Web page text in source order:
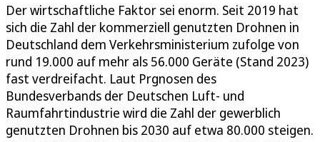
Der wirtschaftliche Faktor sei enorm. Seit 2019 hat
sich die Zahl der kommerziell genutzten Drohnen in
Deutschland dem Verkehrsministerium zufolge von
rund 19.000 auf mehr als 56.000 Geräte (Stand 2023)
fast verdreifacht. Laut Prgnosen des
Bundesverbands der Deutschen Luft- und
Raumfahrtindustrie wird die Zahl der gewerblich
genutzten Drohnen bis 2030 auf etwa 80.000 steigen.